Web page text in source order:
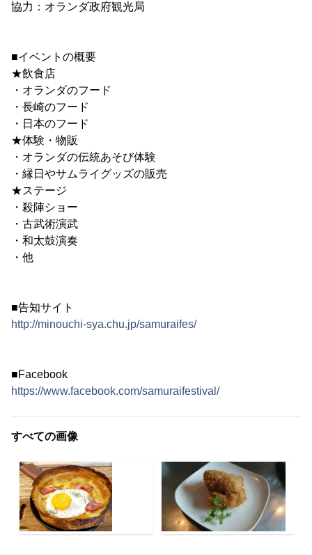
協力：オランダ政府観光局
■イベントの概要
★飲食店
・オランダのフード
・長崎のフード
・日本のフード
★体験・物販
・オランダの伝統あそび体験
・縁日やサムライグッズの販売
★ステージ
・殺陣ショー
・古武術演武
・和太鼓演奏
・他
■告知サイト
http://minouchi-sya.chu.jp/samuraifes/
■Facebook
https://www.facebook.com/samuraifestival/
すべての画像